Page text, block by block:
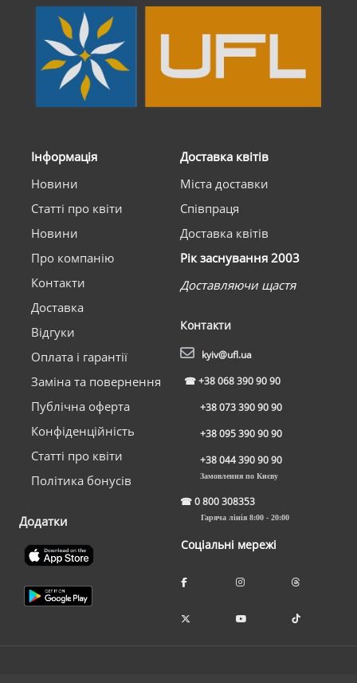
Інформація
Новини
Статті про квіти
Новини
Про компанію
Контакти
Доставка
Відгуки
Оплата і гарантії
Заміна та повернення
Публічна оферта
Конфіденційність
Статті про квіти
Політика бонусів
Додатки
Доставка квітів
Міста доставки
Співпраця
Доставка квітів
Рік заснування 2003
Доставляючи щастя
Контакти
kyiv@ufl.ua
☎+38 068 390 90 90
+38 073 390 90 90
+38 095 390 90 90
+38 044 390 90 90
Замовлення по Києву
☎0 800 308353
Гаряча лінія 8:00 - 20:00
Соціальні мережі